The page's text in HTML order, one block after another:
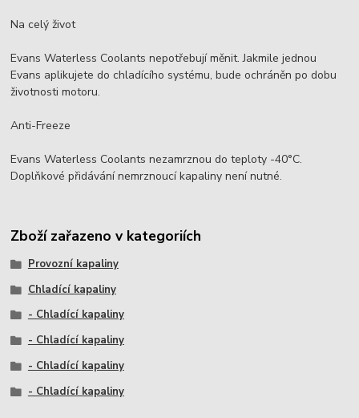
Na celý život
Evans Waterless Coolants nepotřebují měnit. Jakmile jednou
Evans aplikujete do chladícího systému, bude ochráněn po dobu
životnosti motoru.
Anti-Freeze
Evans Waterless Coolants nezamrznou do teploty -40°C.
Doplňkové přidávání nemrznoucí kapaliny není nutné.
Zboží zařazeno v kategoriích
Provozní kapaliny
Chladící kapaliny
- Chladící kapaliny
- Chladící kapaliny
- Chladící kapaliny
- Chladící kapaliny